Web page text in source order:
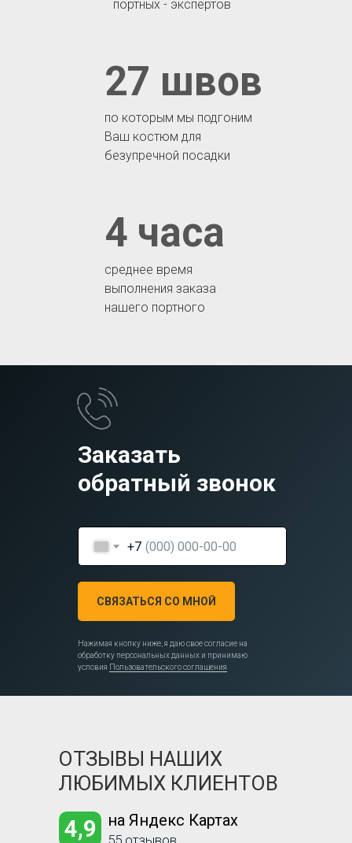
среднее время
выполнения заказа
нашего портного
4 часа
по которым мы подгоним
Ваш костюм для
безупречной посадки
27 швов
портных - экспертов
Заказать
обратный звонок
+7
СВЯЗАТЬСЯ СО МНОЙ
Нажимая кнопку ниже, я даю свое согласие на
обработку персональных данных и принимаю
условия Пользовательского соглашения
на Яндекс Картах
4,9
ОТЗЫВЫ НАШИХ
ЛЮБИМЫХ КЛИЕНТОВ